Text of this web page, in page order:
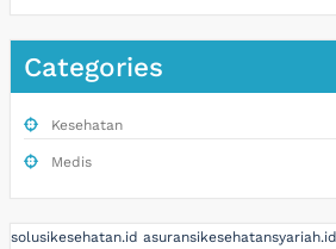
Categories
Kesehatan
Medis
solusikesehatan.id asuransikesehatansyariah.id